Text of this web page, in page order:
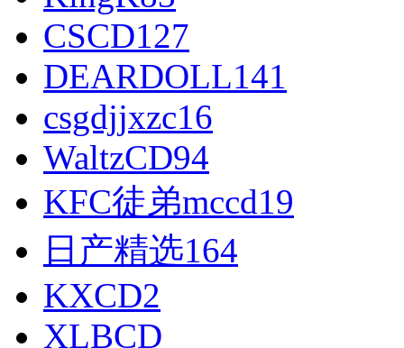
CSCD127
DEARDOLL141
csgdjjxzc16
WaltzCD94
KFC徒弟mccd19
日产精选164
KXCD2
XLBCD